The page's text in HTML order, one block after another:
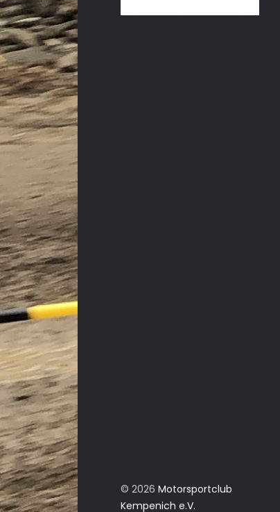
© 2026 Motorsportclub
Kempenich e.V.